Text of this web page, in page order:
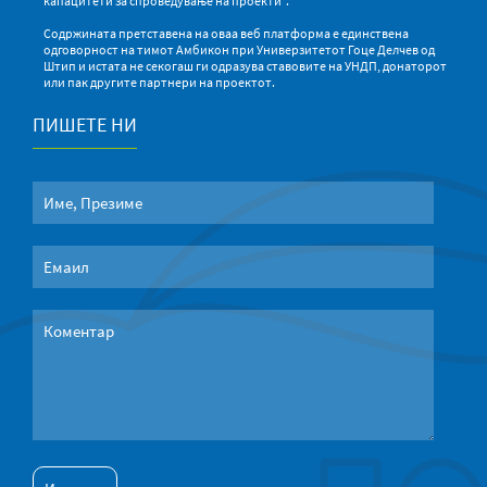
Содржината претставена на оваа веб платформа е единствена
одговорност на тимот Амбикон при Универзитетот Гоце Делчев од
Штип и истата не секогаш ги одразува ставовите на УНДП, донаторот
или пак другите партнери на проектот.
ПИШЕТЕ НИ